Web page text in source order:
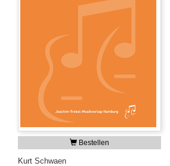
Bestellen
Kurt Schwaen